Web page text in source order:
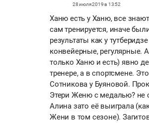
28 июля 2019 в 13:52
Ханю есть у Ханю, все
сам тренируется, иначе
результаты как у тутберидзе
конвейерные, регулярные.
только Ханю и есть) явно
тренере, а в спортсмене.
Сотникова у Буяновой.
Этери Женю с медалью? не
Алина зато её выиграла
Жени в том сезоне).